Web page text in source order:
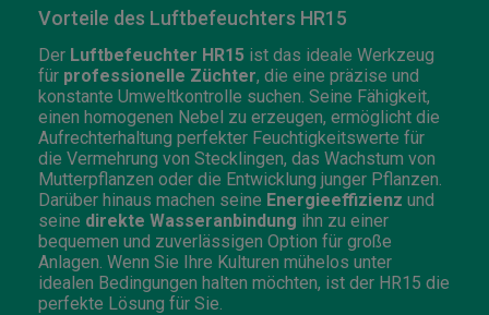
Vorteile des Luftbefeuchters HR15
Der Luftbefeuchter HR15 ist das ideale Werkzeug
für professionelle Züchter, die eine präzise und
konstante Umweltkontrolle suchen. Seine Fähigkeit,
einen homogenen Nebel zu erzeugen, ermöglicht die
Aufrechterhaltung perfekter Feuchtigkeitswerte für
die Vermehrung von Stecklingen, das Wachstum von
Mutterpflanzen oder die Entwicklung junger Pflanzen.
Darüber hinaus machen seine Energieeffizienz und
seine direkte Wasseranbindung ihn zu einer
bequemen und zuverlässigen Option für große
Anlagen. Wenn Sie Ihre Kulturen mühelos unter
idealen Bedingungen halten möchten, ist der HR15 die
perfekte Lösung für Sie.